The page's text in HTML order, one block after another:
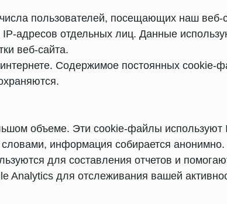
пользователей, посещающих наш
адресов отдельных лиц. Данные
веб-сайта.
Содержимое постоянных cookie-
объеме. Эти cookie-файлы используют
информация собирается
для составления отчетов и
Analytics для отслеживания вашей